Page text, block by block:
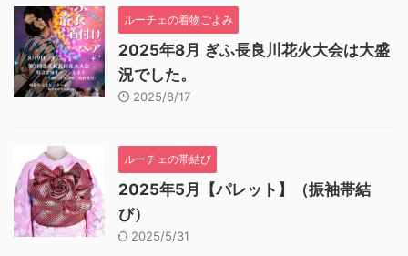
ルーチェの着物ごよみ
2025年8月 ぎふ長良川花火大会は大盛
況でした。
2025/8/17
ルーチェの帯結び
2025年5月【パレット】（振袖帯結
び）
2025/5/31